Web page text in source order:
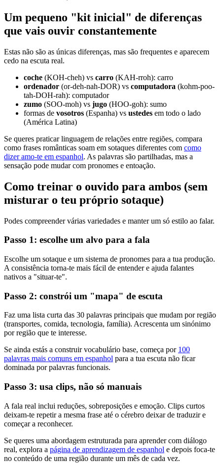
Um pequeno "kit inicial" de diferenças
que vais ouvir constantemente
Estas não são as únicas diferenças, mas são frequentes e aparecem
cedo na escuta real.
coche (KOH-cheh) vs carro (KAH-rroh): carro
ordenador (or-deh-nah-DOR) vs computadora (kohm-poo-
tah-DOH-rah): computador
zumo (SOO-moh) vs jugo (HOO-goh): sumo
formas de vosotros (Espanha) vs ustedes em todo o lado
(América Latina)
Se queres praticar linguagem de relações entre regiões, compara
como frases românticas soam em sotaques diferentes com como
dizer amo-te em espanhol. As palavras são partilhadas, mas a
sensação pode mudar com pronomes e entoação.
Como treinar o ouvido para ambos (sem
misturar o teu próprio sotaque)
Podes compreender várias variedades e manter um só estilo ao falar.
Passo 1: escolhe um alvo para a fala
Escolhe um sotaque e um sistema de pronomes para a tua produção.
A consistência torna-te mais fácil de entender e ajuda falantes
nativos a "situar-te".
Passo 2: constrói um "mapa" de escuta
Faz uma lista curta das 30 palavras principais que mudam por região
(transportes, comida, tecnologia, família). Acrescenta um sinónimo
por região que te interesse.
Se ainda estás a construir vocabulário base, começa por 100
palavras mais comuns em espanhol para a tua escuta não ficar
dominada por palavras funcionais.
Passo 3: usa clips, não só manuais
A fala real inclui reduções, sobreposições e emoção. Clips curtos
deixam-te repetir a mesma frase até o cérebro deixar de traduzir e
começar a reconhecer.
Se queres uma abordagem estruturada para aprender com diálogo
real, explora a página de aprendizagem de espanhol e depois foca-te
no conteúdo de uma região durante um mês de cada vez.